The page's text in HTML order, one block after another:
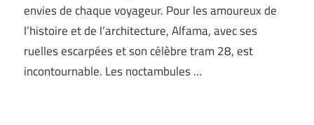
envies de chaque voyageur. Pour les amoureux de
l’histoire et de l’architecture, Alfama, avec ses
ruelles escarpées et son célèbre tram 28, est
incontournable. Les noctambules …